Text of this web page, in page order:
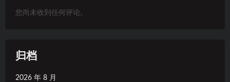
您尚未收到任何评论。
归档
2026 年 8 月